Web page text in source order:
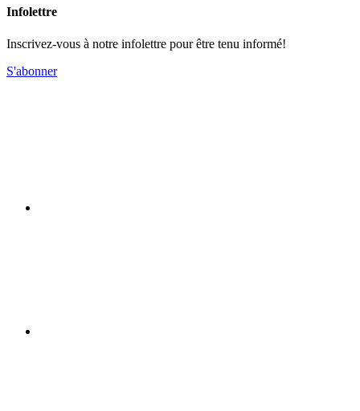
Infolettre
Inscrivez-vous à notre infolettre pour être tenu informé!
S'abonner